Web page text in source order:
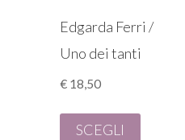
Edgarda Ferri /
Uno dei tanti
€ 18,50
SCEGLI